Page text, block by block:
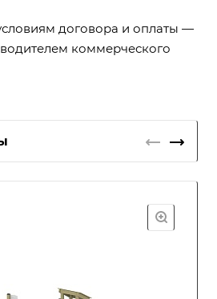
договора и оплаты —
коммерческого